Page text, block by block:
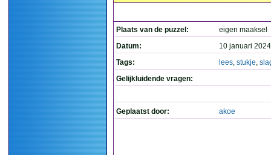
Plaats van de puzzel:
eigen maaksel
Datum:
10 januari
Tags:
lees, stukje,
Gelijkluidende vragen:
Geplaatst door: akoe